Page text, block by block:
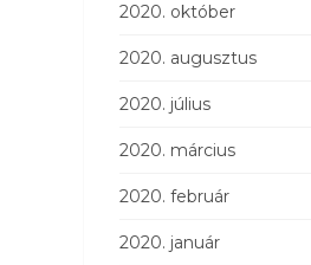
2020. október
2020. augusztus
2020. július
2020. március
2020. február
2020. január